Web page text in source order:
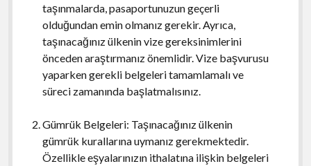
taşınmalarda, pasaportunuzun geçerli
olduğundan emin olmanız gerekir. Ayrıca,
taşınacağınız ülkenin vize gereksinimlerini
önceden araştırmanız önemlidir. Vize başvurusu
yaparken gerekli belgeleri tamamlamalı ve
süreci zamanında başlatmalısınız.
Gümrük Belgeleri: Taşınacağınız ülkenin
gümrük kurallarına uymanız gerekmektedir.
Özellikle eşyalarınızın ithalatına ilişkin belgeleri